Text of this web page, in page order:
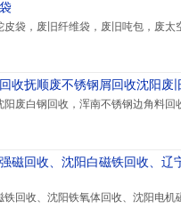
袋，废旧纤维袋，废旧吨包，废
收抚顺废不锈钢屑回收沈阳废
废白钢回收，浑南不锈钢边角料
磁回收、沈阳白磁铁回收、辽
回收、沈阳铁氧体回收、沈阳电